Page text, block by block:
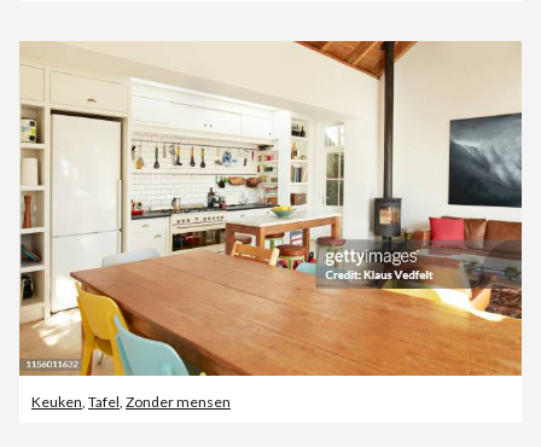
Keuken Tafel Zonder mensen